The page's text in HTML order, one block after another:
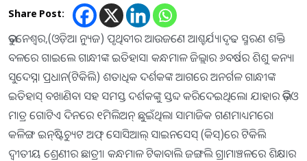
Share Post:
ଭୁବନେଶ୍ୱର,(ଓଡ଼ିଆ ନ୍ୟୁଜ) ପୃଥିବୀର ଆଉଜଣେ ଆଶ୍ଚର୍ଯ୍ୟ।ଦୃଢ ସ୍ମରଣ ଶକ୍ତି
ବଳରେ ଗାଇଲେ ଗାନ୍ଧୀଙ୍କ ଇତିହାସ। କନ୍ଧମାଳ ଜିଲ୍ଲାର ୬ବର୍ଷର ଶିଶୁ କନ୍ୟା
ସୁଦେସ୍ନା ପ୍ରଧାନ(ଟିକିଲି) ଶତାଧିକ ଦର୍ଶକଙ୍କ ଆଗରେ ଅନର୍ଗଳ ଗାନ୍ଧୀଙ୍କ
ଇତିହାସ୍ ବଖାଣିବା ସହ ସମସ୍ତ ଦର୍ଶକଙ୍କୁ ସ୍ତବ୍ଦ କରିଦେଇଥିଲେ। ଯାହାର ଭିଡ଼ିଓ
ମାତ୍ର ଗୋଟିଏ ଦିନରେ ୧ମିଲିଅନ୍ ଛୁଇଁଥିଲା ସାମାଜିକ ଗଣମାଧ୍ୟମରେ।
କଳିଙ୍ଗ ଇନ୍‌ଷ୍ଟିଚ୍ୟୁଟ ଅଫ୍ ସୋସିଆଲ୍ ସାଇନସେସ୍ (କିସ୍)ରେ ଟିକିଲି
ଦ୍ବୀତୀୟ ଶ୍ରେଣୀର ଛାତ୍ରୀ। କନ୍ଧମାଳ ଟିକାବାଲି ଜଙ୍ଗଲି ଗ୍ରାମାଞ୍ଚଳରେ ଶିକ୍ଷାର